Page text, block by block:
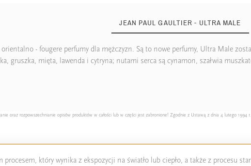
JEAN PAUL GAULTIER - ULTRA MALE
- fougere perfumy dla mężczyzn. Są to nowe perfumy, Ultra Male
gruszka, mięta, lawenda i cytryna; nutami serca są cynamon, szałwia
oraz rozpowszechnianie opisów produktów w całości lub w części jest zabronione! Zgodnie z Ustawą z dnia 4 lutego
który wynika z ekspozycji na światło lub ciepło, a także z procesu